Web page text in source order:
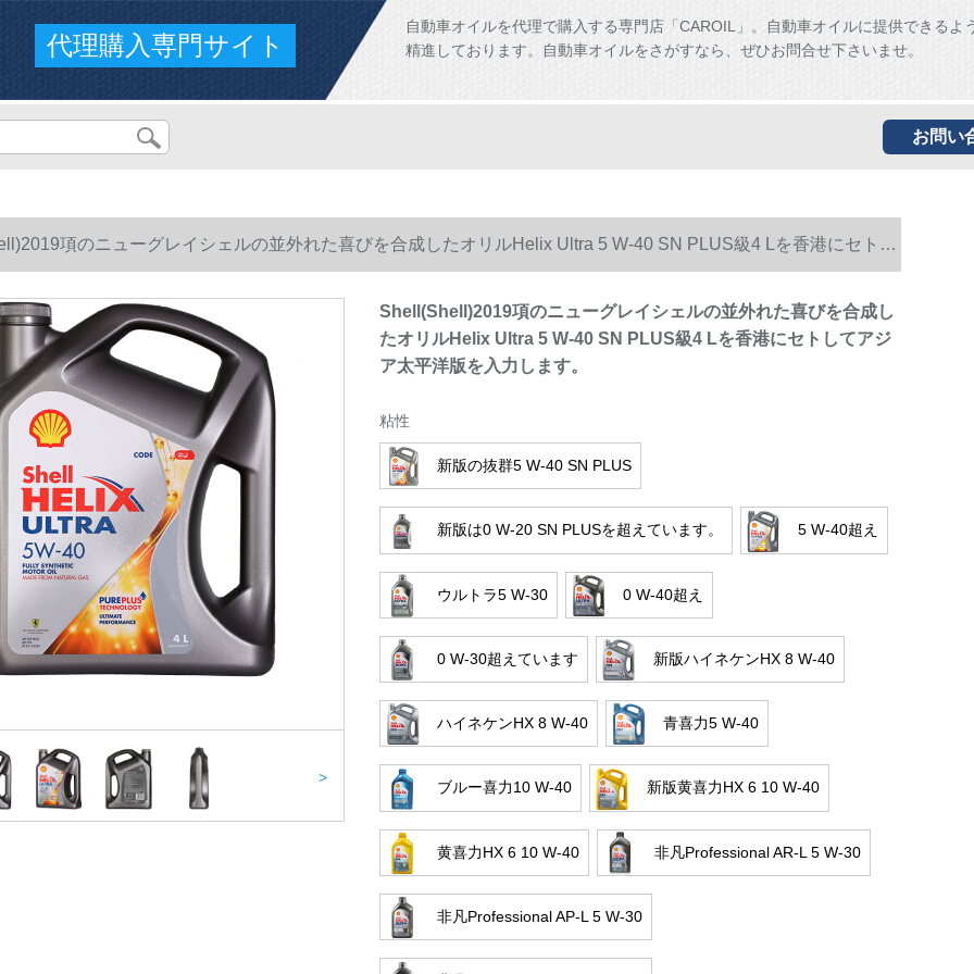
代理購入専門サイト
自動車オイルを代理で購入する専門店「CAROIL」。自動車オイルに提供できるよ
精進しております。自動車オイルをさがすなら、ぜひお問合せ下さいませ。
お問い
項のニューグレイシェルの並外れた喜びを合成したオリルHelix Ultra 5 W-40 SN PLUS級4 Lを香港にセトし
洋版を入力します。
>
Shell(Shell)2019項のニューグレイシェルの並外れた喜びを合成し
たオリルHelix Ultra 5 W-40 SN PLUS級4 Lを香港にセトしてアジ
ア太平洋版を入力します。
粘性
新版の抜群5 W-40 SN PLUS
新版は0 W-20 SN PLUSを超えています。 5 W-40超え
ウルトラ5 W-30 0 W-40超え
0 W-30超えています 新版ハイネケンHX 8 W-40
ハイネケンHX 8 W-40 青喜力5 W-40
ブルー喜力10 W-40 新版黄喜力HX 6 10 W-40
黄喜力HX 6 10 W-40 非凡Professional AR-L 5 W-30
非凡Professional AP-L 5 W-30